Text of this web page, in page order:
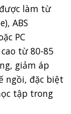
làm từ
ABS
PC
từ 80-85
giảm áp
ngồi, đặc biệt
tập trong